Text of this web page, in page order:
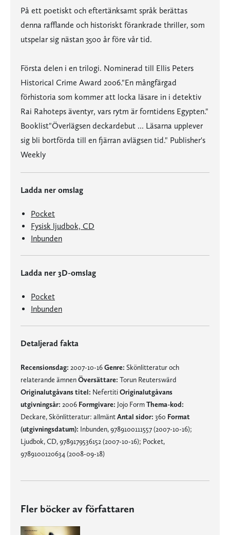
På ett poetiskt och eftertänksamt språk berättas
denna rafflande och historiskt förankrade thriller, som
utspelar sig nästan 3500 år före vår tid.
Första delen i en trilogi. Nominerad till Ellis Peters
Historical Crime Award 2006."En mångfärgad
förhistoria som kommer att locka läsare in i detektiv
Rai Rahoteps äventyr, vars rytm är forntidens Egypten."
Booklist"Överlägsen deckardebut ... Läsarna upplever
sig bli bortförda till en fjärran avlägsen tid." Publisher's
Weekly
Ladda ner omslag
Pocket
Fysisk ljudbok, CD
Inbunden
Ladda ner 3D-omslag
Pocket
Inbunden
Detaljerad fakta
Recensionsdag: 2007-10-16Genre: Skönlitteratur och
relaterande ämnenÖversättare: Torun Reuterswärd
Originalutgåvans titel: NefertitiOriginalutgåvans
utgivningsår: 2006 Formgivare: Jojo FormThema-kod:
Deckare, Skönlitteratur: allmäntAntal sidor: 360 Format
(utgivningsdatum): Inbunden, 9789100111557 (2007-10-16);
Ljudbok, CD, 9789179536152 (2007-10-16); Pocket,
9789100120634 (2008-09-18)
Fler böcker av författaren